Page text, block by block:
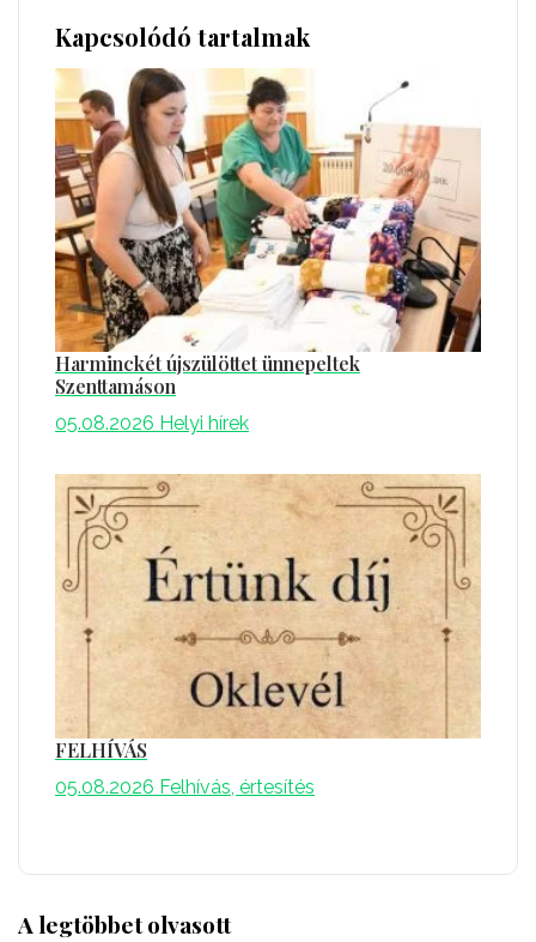
Kapcsolódó tartalmak
Harminckét újszülöttet ünnepeltek
Szenttamáson
05.08.2026 Helyi hírek
FELHÍVÁS
05.08.2026 Felhívás, értesítés
A legtöbbet olvasott